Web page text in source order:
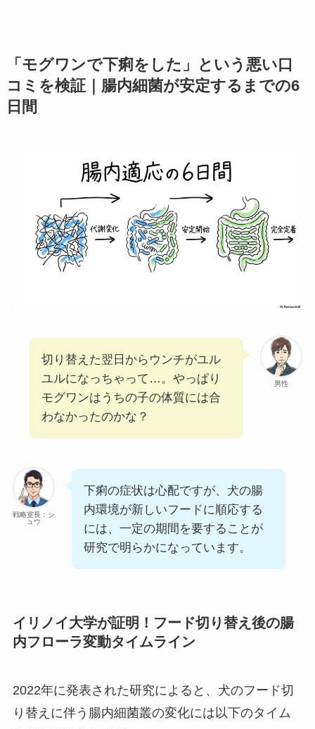
「モグワンで下痢をした」という悪い口
コミを検証｜腸内細菌が安定するまでの6
日間
男性
切り替えた翌日からウンチがユル
ユルになっちゃって…。やっぱり
モグワンはうちの子の体質には合
わなかったのかな？
戦略室長：シ
ュウ
下痢の症状は心配ですが、犬の腸
内環境が新しいフードに順応する
には、一定の期間を要することが
研究で明らかになっています。
イリノイ大学が証明！フード切り替え後の腸
内フローラ変動タイムライン
2022年に発表された研究によると、犬のフード切
り替えに伴う腸内細菌叢の変化には以下のタイム